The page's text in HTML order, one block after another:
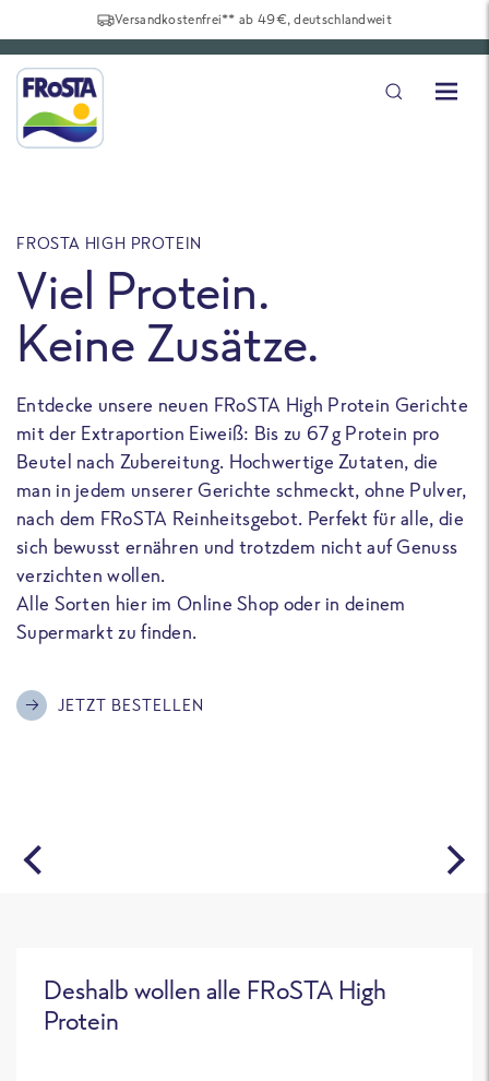
Versandkostenfrei** ab 49€, deutschlandweit
FROSTA HIGH PROTEIN
Viel Protein.
Keine Zusätze.
Entdecke unsere neuen FRoSTA High Protein Gerichte
mit der Extraportion Eiweiß: Bis zu 67 g Protein pro
Beutel nach Zubereitung. Hochwertige Zutaten, die
man in jedem unserer Gerichte schmeckt, ohne Pulver,
nach dem FRoSTA Reinheitsgebot. Perfekt für alle, die
sich bewusst ernähren und trotzdem nicht auf Genuss
verzichten wollen.
Alle Sorten hier im Online Shop oder in deinem
Supermarkt zu finden.
JETZT BESTELLEN
Deshalb wollen alle FRoSTA High
Protein